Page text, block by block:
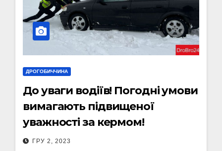
ДРОГОБИЧЧИНА
До уваги водіїв! Погодні умови
вимагають підвищеної
уважності за кермом!
ГРУ 2, 2023